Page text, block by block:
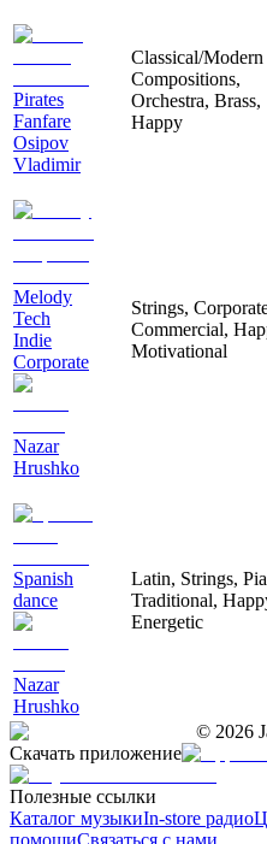
Pirates
Fanfare
Osipov
Vladimir
Classical/Modern
Compositions,
Orchestra, Brass,
Happy
Melody
Tech
Indie
Corporate
Nazar
Hrushko
Strings,
Commercial,
Motivational
Spanish
dance
Nazar
Hrushko
Latin, Strings,
Traditional,
Energetic
© 2026
Скачать приложение
Полезные ссылки
Каталог музыкиIn-store радио
помощиСвязаться с нами